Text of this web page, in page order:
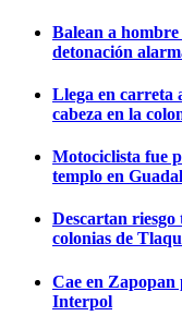
Balean a hombre
detonación
Llega en carreta
cabeza en la
Motociclista fue
templo en
Descartan riesgo
colonias de
Cae en Zapopan
Interpol